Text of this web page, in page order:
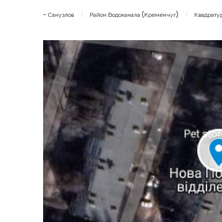
- Санузлов Район Водоканала (Кременчуг)